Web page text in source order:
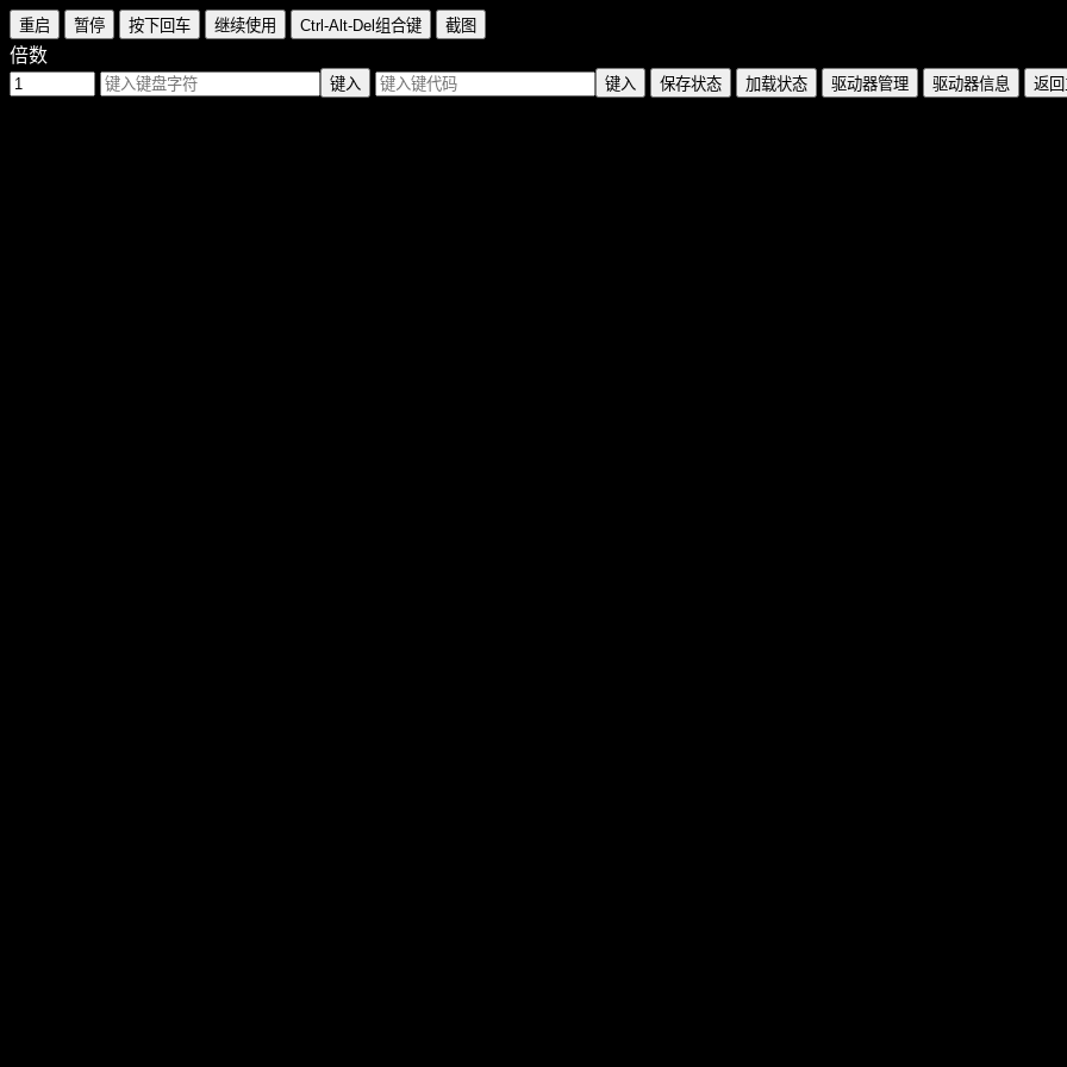
重启 暂停 按下回车 继续使用 Ctrl-Alt-Del组合键 截图
倍数
键入 键入 保存状态 加载状态 驱动器管理 驱动器信息 返